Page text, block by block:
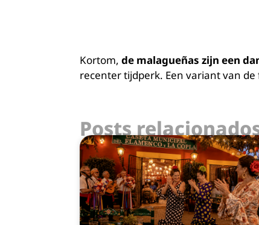
Kortom, de malagueñas zijn een
recenter tijdperk. Een variant van
Posts